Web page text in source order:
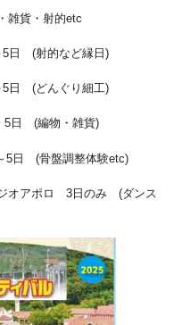
雑貨・射的etc
的など縁日)
んぐり細工)
物・雑貨)
(骨盤調整体験etc)
アポロ 3日のみ (ダンス